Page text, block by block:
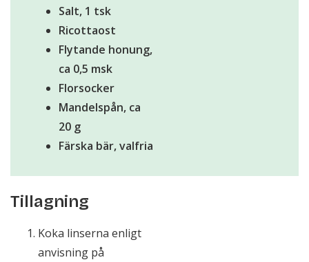
Salt, 1 tsk
Ricottaost
Flytande honung,
ca 0,5 msk
Florsocker
Mandelspån, ca
20 g
Färska bär, valfria
Tillagning
Koka linserna enligt
anvisning på